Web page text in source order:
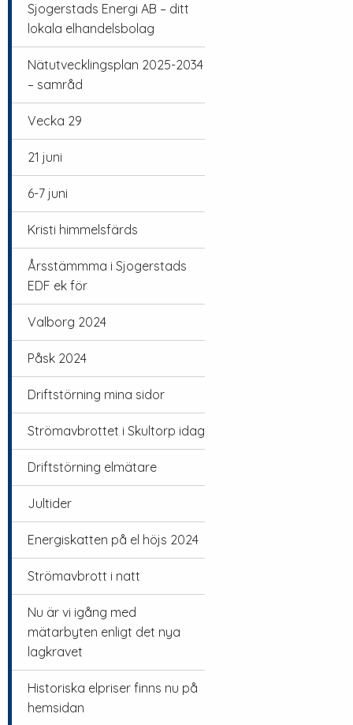
Sjogerstads Energi AB – ditt
lokala elhandelsbolag
Nätutvecklingsplan 2025-2034
– samråd
Vecka 29
21 juni
6-7 juni
Kristi himmelsfärds
Årsstämmma i Sjogerstads
EDF ek för
Valborg 2024
Påsk 2024
Driftstörning mina sidor
Strömavbrottet i Skultorp idag
Driftstörning elmätare
Jultider
Energiskatten på el höjs 2024
Strömavbrott i natt
Nu är vi igång med
mätarbyten enligt det nya
lagkravet
Historiska elpriser finns nu på
hemsidan